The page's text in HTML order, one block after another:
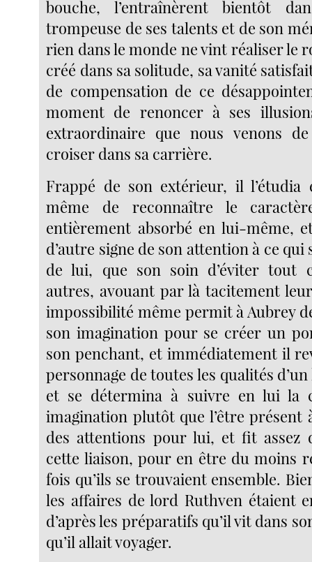
bouche, l’entraînèrent bientôt
trompeuse de ses talents et de son
rien dans le monde ne vint réaliser le
créé dans sa solitude, sa vanité
de compensation de ce
moment de renoncer à ses
extraordinaire que nous venons
croiser dans sa carrière.
Frappé de son extérieur, il l’étudia
même de reconnaître le
entièrement absorbé en lui-même,
d’autre signe de son attention à ce
de lui, que son soin d’éviter tout
autres, avouant par là tacitement
impossibilité même permit à Aubrey
son imagination pour se créer un
son penchant, et immédiatement il
personnage de toutes les qualités
et se détermina à suivre en lui la
imagination plutôt que l’être présent
des attentions pour lui, et fit assez
cette liaison, pour en être du moins
fois qu’ils se trouvaient ensemble.
les affaires de lord Ruthven étaient
d’après les préparatifs qu’il vit dans
qu’il allait voyager.